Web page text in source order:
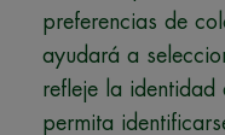
preferencias de
ayudará a
refleje la
permita